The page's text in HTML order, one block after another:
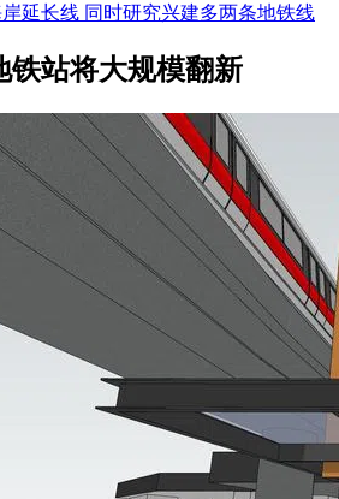
岸延长线 同时研究兴建多两条地铁线
铁站将大规模翻新